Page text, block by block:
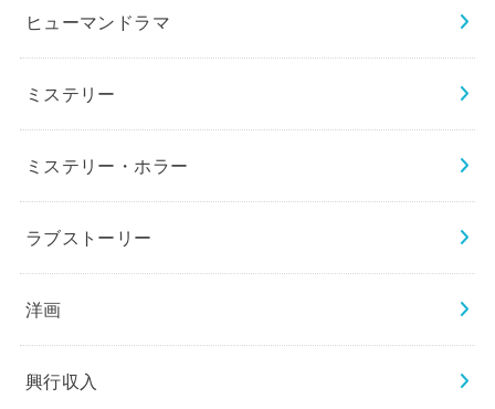
ヒューマンドラマ
ミステリー
ミステリー・ホラー
ラブストーリー
洋画
興行収入